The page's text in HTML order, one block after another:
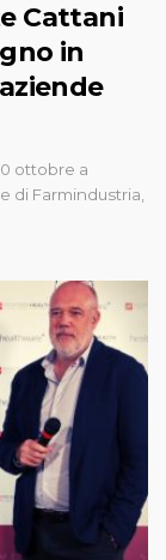
Cattani
in
ottobre a
di Farmindustria,